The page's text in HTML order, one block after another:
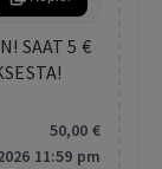
SAAT 5 €
50,00 €
11:59 pm